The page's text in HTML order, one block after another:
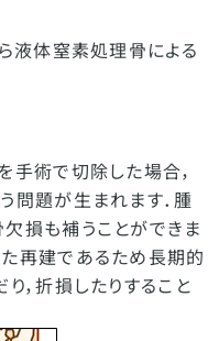
液体窒素処理骨による
手術で切除した場合，
問題が生まれます．腫
損も補うことができま
再建であるため長期的
，折損したりすること